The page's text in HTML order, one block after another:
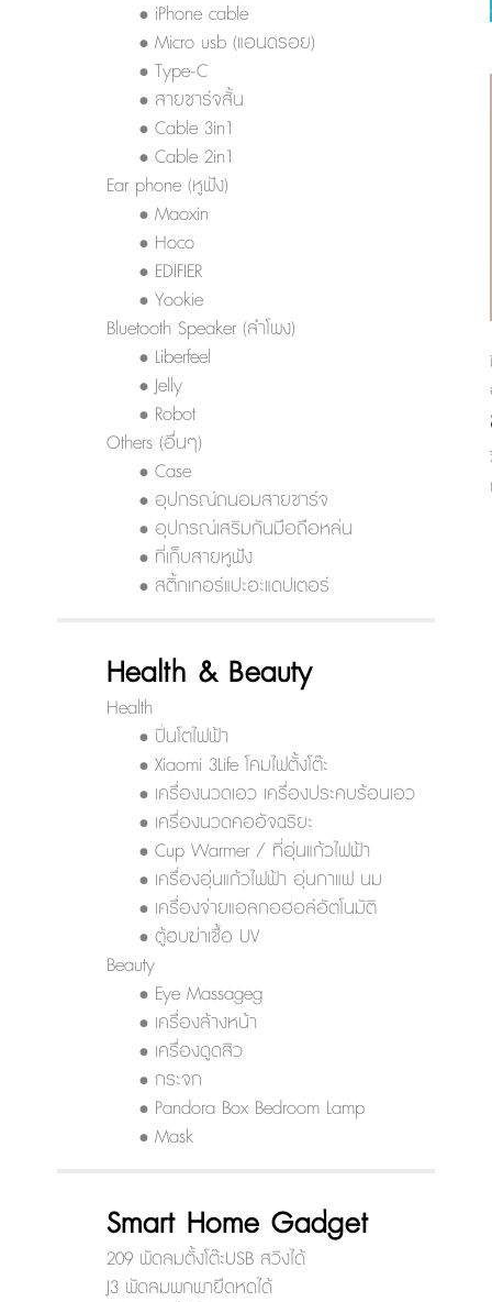
• iPhone cable
• Micro usb (แอนดรอย)
• Type-C
• สายชาร์จสั้น
• Cable 3in1
• Cable 2in1
Ear phone (หูฟัง)
• Maoxin
• Hoco
• EDIFIER
• Yookie
Bluetooth Speaker (ลำโพง)
• Liberfeel
• Jelly
• Robot
Others (อื่นๆ)
• Case
• อุปกรณ์ถนอมสายชาร์จ
• อุปกรณ์เสริมกันมือถือหล่น
• ที่เก็บสายหูฟัง
• สติ้กเกอร์แปะอะแดปเตอร์
Health & Beauty
Health
• ปิ่นโตไฟฟ้า
• Xiaomi 3Life โคมไฟตั้งโต๊ะ
• เครื่องนวดเอว เครื่องประคบร้อนเอว
• เครื่องนวดคออัจฉริยะ
• Cup Warmer / ที่อุ่นแก้วไฟฟ้า
• เครื่องอุ่นแก้วไฟฟ้า อุ่นกาแฟ นม
• เครื่องจ่ายแอลกอฮอล์อัตโนมัติ
• ตู้อบฆ่าเชื้อ UV
Beauty
• Eye Massageg
• เครื่องล้างหน้า
• เครื่องดูดสิว
• กระจก
• Pandora Box Bedroom Lamp
• Mask
Smart Home Gadget
209 พัดลมตั้งโต๊ะUSB สวิงได้
J3 พัดลมพกพายืดหดได้